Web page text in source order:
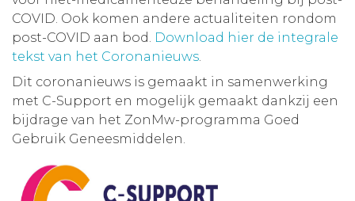
COVID. Ook komen andere actualiteiten rondom
post-COVID aan bod. Download hier de integrale
tekst van het Coronanieuws.
Dit coronanieuws is gemaakt in samenwerking
met C-Support en mogelijk gemaakt dankzij een
bijdrage van het ZonMw-programma Goed
Gebruik Geneesmiddelen.